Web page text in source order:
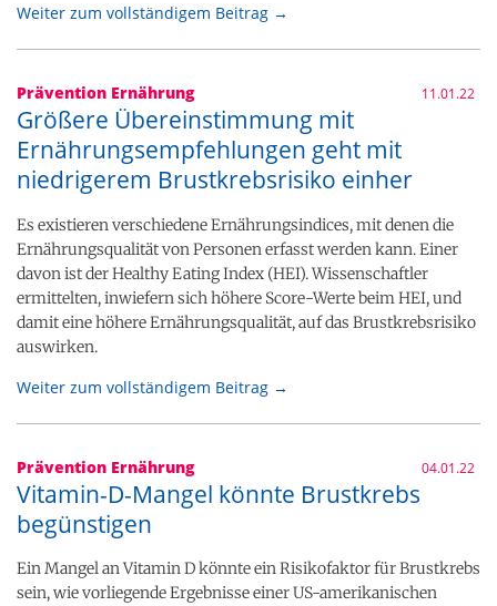
Weiter zum vollständigem Beitrag →
Prävention Ernährung 11.01.22
Größere Übereinstimmung mit
Ernährungsempfehlungen geht mit
niedrigerem Brustkrebsrisiko einher
Es existieren verschiedene Ernährungsindices, mit denen die
Ernährungsqualität von Personen erfasst werden kann. Einer
davon ist der Healthy Eating Index (HEI). Wissenschaftler
ermittelten, inwiefern sich höhere Score-Werte beim HEI, und
damit eine höhere Ernährungsqualität, auf das Brustkrebsrisiko
auswirken.
Weiter zum vollständigem Beitrag →
Prävention Ernährung 04.01.22
Vitamin-D-Mangel könnte Brustkrebs
begünstigen
Ein Mangel an Vitamin D könnte ein Risikofaktor für Brustkrebs
sein, wie vorliegende Ergebnisse einer US-amerikanischen